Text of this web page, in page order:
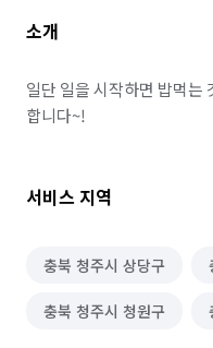
소개
일단 일을 시작하면 밥먹는
서비스 지역
충북 청주시 상당구
충북 청주시 청원구